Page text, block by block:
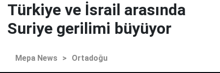
Türkiye ve İsrail arasında
Suriye gerilimi büyüyor
Mepa News > Ortadoğu